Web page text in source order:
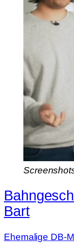
Bart
Ehemalige DB-